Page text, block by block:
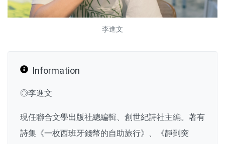
李進文
Information
◎李進文
現任聯合文學出版社總編輯、創世紀詩社主編。著有
詩集《一枚西班牙錢幣的自助旅行》、《靜到突